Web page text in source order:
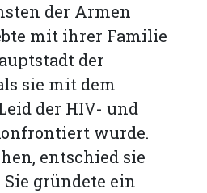
der Armen
mit ihrer Familie
der
sie mit dem
der HIV- und
wurde.
entschied sie
gründete ein